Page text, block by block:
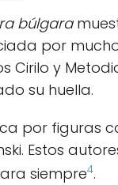
búlgara
por
Cirilo y
su huella.
por figuras
Estos
siempre4.